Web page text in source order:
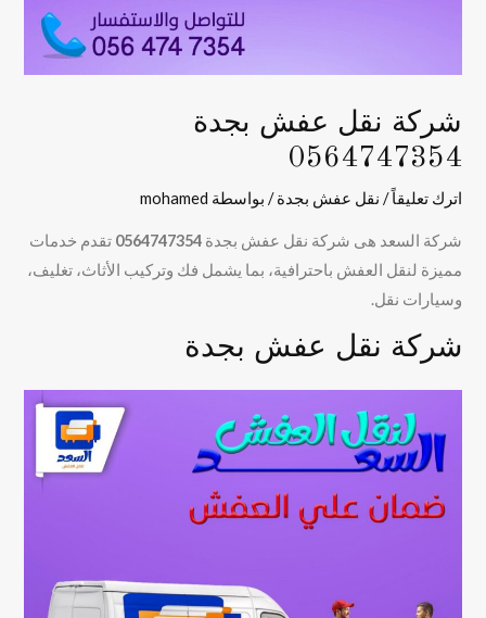
شركة نقل عفش بجدة
0564747354
اترك تعليقاً / نقل عفش بجدة/ بواسطة mohamed
شركة السعد هى شركة نقل عفش بجدة0564747354 تقدم خدمات
مميزة لنقل العفش باحترافية، بما يشمل فك وتركيب الأثاث، تغليف،
وسيارات نقل.
شركة نقل عفش بجدة